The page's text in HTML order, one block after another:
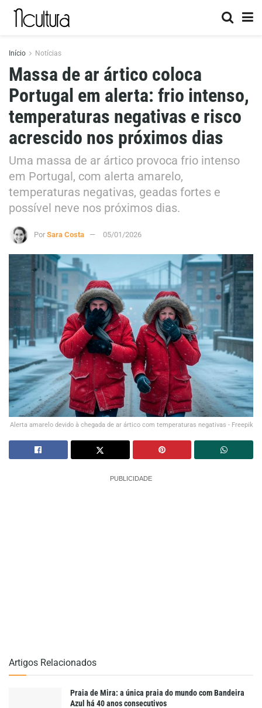
Início Notícias
Massa de ar ártico coloca
Portugal em alerta: frio intenso,
temperaturas negativas e risco
acrescido nos próximos dias
Uma massa de ar ártico provoca frio intenso
em Portugal, com alerta amarelo,
temperaturas negativas, geadas fortes e
possível neve nos próximos dias.
Por Sara Costa 05/01/2026
Alerta amarelo devido à chegada de ar ártico com temperaturas negativas - Freepik
PUBLICIDADE
Artigos Relacionados
Praia de Mira: a única praia do mundo com Bandeira
Azul há 40 anos consecutivos